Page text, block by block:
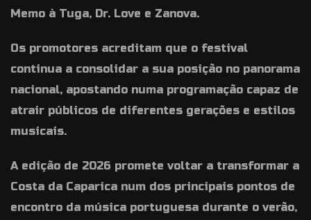
Memo à Tuga, Dr. Love e Zanova.
Os promotores acreditam que o festival
continua a consolidar a sua posição no panorama
nacional, apostando numa programação capaz de
atrair públicos de diferentes gerações e estilos
musicais.
A edição de 2026 promete voltar a transformar a
Costa da Caparica num dos principais pontos de
encontro da música portuguesa durante o verão,